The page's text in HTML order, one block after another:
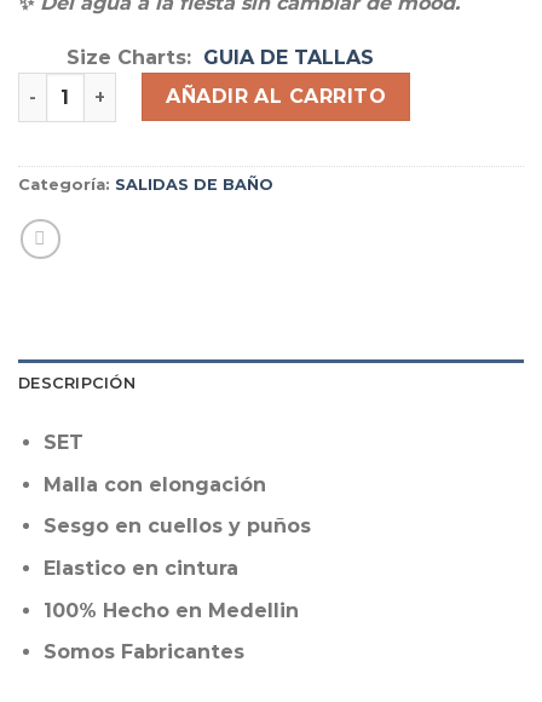
Size Charts GUIA DE TALLAS
SET RIVIERA cantidadAÑADIR AL CARRITO
Categoría: SALIDAS DE BAÑO
DESCRIPCIÓN
SET
Malla con elongación
Sesgo en cuellos y puños
Elastico en cintura
100% Hecho en Medellin
Somos Fabricantes